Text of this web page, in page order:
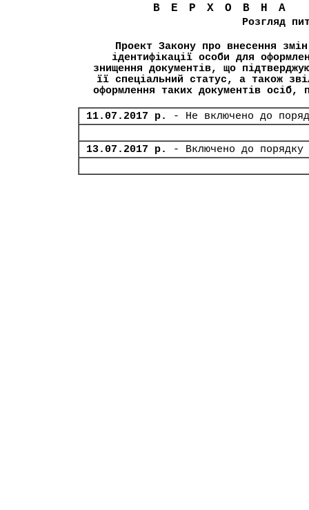
Розгляд
Проект Закону про внесення
ідентифікації особи для
знищення документів, що
її спеціальний статус, а також
оформлення таких документів осіб,
11.07.2017 р. - Не включено до
13.07.2017 р. - Включено до порядку